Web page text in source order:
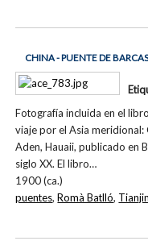
CHINA - PUENTE DE
Fotografía incluida en el
viaje por el Asia meridional:
Aden, Hauaii, publicado en
siglo XX. El libro…
1900 (ca.)
puentes,Romà Batlló,